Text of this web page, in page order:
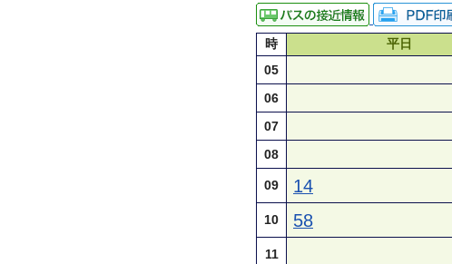
時 平日
05
06
07
08
09 14
10 58
11